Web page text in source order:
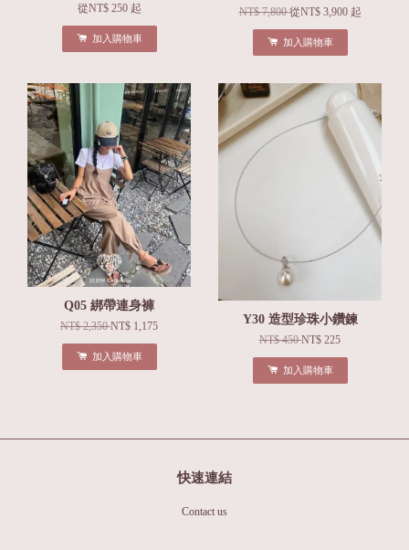
從NT$ 250 起
加入購物車
NT$ 7,800從NT$ 3,900 起
加入購物車
Q05 綁帶連身褲
NT$ 2,350NT$ 1,175
加入購物車
Y30 造型珍珠小鑽鍊
NT$ 450NT$ 225
加入購物車
快速連結
Contact us